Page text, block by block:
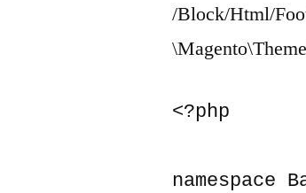
/Block/Html/
<?php
namespace